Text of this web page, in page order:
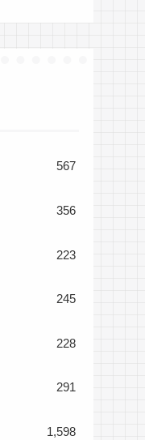
567
356
223
245
228
291
1,598